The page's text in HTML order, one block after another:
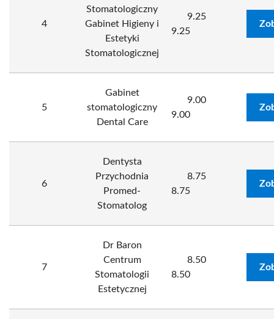
4
Stomatologiczny
Gabinet Higieny i
Estetyki
Stomatologicznej
9.25
9.25
5
Gabinet
stomatologiczny
Dental Care
9.00
9.00
6
Dentysta
Przychodnia
Promed-
Stomatolog
8.75
8.75
7
Dr Baron
Centrum
Stomatologii
Estetycznej
8.50
8.50